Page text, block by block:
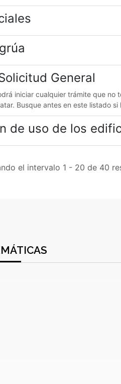
General
iniciar cualquier trámite que
Busque antes en este listado
de uso de los
el intervalo 1 - 20 de 40